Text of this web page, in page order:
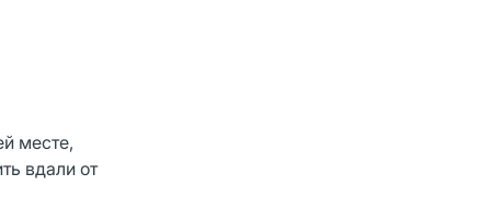
месте,
вдали от